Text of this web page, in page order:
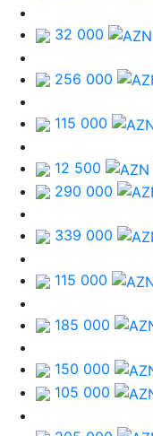
32 000
256 000
115 000
12 500
290 000
339 000
115 000
185 000
150 000
105 000